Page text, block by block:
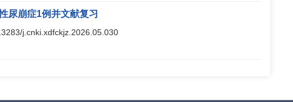
尿崩症1例并文献复习
j.cnki.xdfckjz.2026.05.030